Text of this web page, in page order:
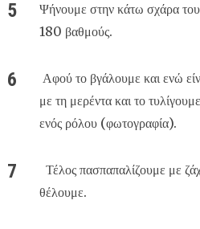
Ψήνουμε στην κάτω σχάρα
180 βαθμούς.
Αφού το βγάλουμε και ενώ
με τη μερέντα και το
ενός ρόλου (φωτογραφία).
Τέλος πασπαπαλίζουμε με
θέλουμε.